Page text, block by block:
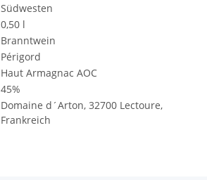
Südwesten
0,50 l
Branntwein
Périgord
Haut Armagnac AOC
45%
Domaine d´Arton, 32700 Lectoure,
Frankreich